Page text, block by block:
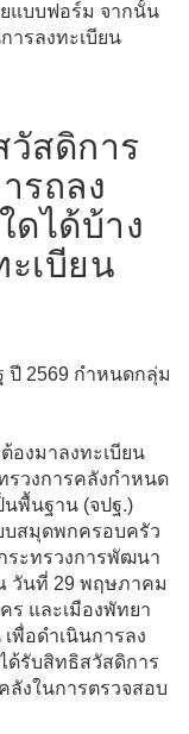
แบบฟอร์ม จากนั้น
ารลงทะเบียน
สดิการ
รถลง
ดได้บ้าง
เบียน
ปี 2569 กำหนดกลุ่ม
องมาลงทะเบียน
รวงการคลังกำหนด
พื้นฐาน (จปฐ.)
สมุดพกครอบครัว
ระทรวงการพัฒนา
วันที่ 29 พฤษภาคม
ร และเมืองพัทยา
พื่อดำเนินการลง
ด้รับสิทธิสวัสดิการ
ลังในการตรวจสอบ